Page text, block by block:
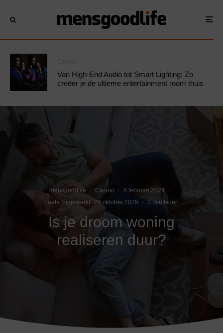
Van High-End Audio tot Smart Lighting: Zo
creëer je de ultieme entertainment room thuis
mensgoodlife · Casino · 8 februari 2024 ·
Laatst bijgewerkt: 25 oktober 2025 · 3 min lezen
Is je droom woning
realiseren duur?